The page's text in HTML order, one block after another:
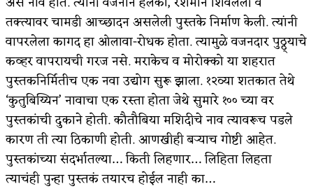
तक्त्यावर चामडी आच्छादन असलेली पुस्तके निर्माण केली. त्यांनी
वापरलेला कागद हा ओलावा-रोधक होता. त्यामुळे वजनदार पुठ्ठ्याचे
कव्हर वापरायची गरज नसे. मराकेच व मोरोक्को या शहरात
पुस्तकनिर्मितीच एक नवा उद्योग सुरू झाला. १२व्या शतकात तेथे
‘कुतुबिय्यिन’ नावाचा एक रस्ता होता जेथे सुमारे १०० च्या वर
पुस्तकांची दुकाने होती. कौतौबिया मशिदीचे नाव त्यावरूच पडले
कारण ती त्या ठिकाणी होती. आणखीही बऱ्याच गोष्टी आहेत.
पुस्तकांच्या संदर्भातल्या… किती लिहणार… लिहिता लिहता
त्याचंही पुन्हा पुस्तकं तयारच होईल नाही का…